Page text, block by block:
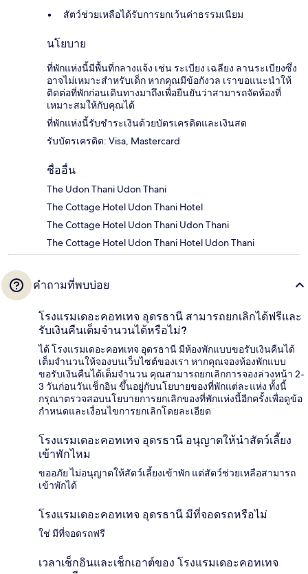
สัตว์ช่วยเหลือได้รับการยกเว้นค่าธรรมเนียม
นโยบาย
ที่พักแห่งนี้มีพื้นที่กลางแจ้ง เช่น ระเบียง เฉลียง ลานระเบียงซึ่ง
อาจไม่เหมาะสำหรับเด็ก หากคุณมีข้อกังวล เราขอแนะนำให้
ติดต่อที่พักก่อนเดินทางมาถึงเพื่อยืนยันว่าสามารถจัดห้องที่
เหมาะสมให้กับคุณได้
ที่พักแห่งนี้รับชำระเงินด้วยบัตรเครดิตและเงินสด
รับบัตรเครดิต: Visa, Mastercard
ชื่ออื่น
The Udon Thani Udon Thani
The Cottage Hotel Udon Thani Hotel
The Cottage Hotel Udon Thani Udon Thani
The Cottage Hotel Udon Thani Hotel Udon Thani
คำถามที่พบบ่อย
โรงแรมเดอะคอทเทจ อุดรธานี สามารถยกเลิกได้ฟรีและ
รับเงินคืนเต็มจำนวนได้หรือไม่?
ได้ โรงแรมเดอะคอทเทจ อุดรธานี มีห้องพักแบบขอรับเงินคืนได้
เต็มจำนวนให้จองบนเว็บไซต์ของเรา หากคุณจองห้องพักแบบ
ขอรับเงินคืนได้เต็มจำนวน คุณสามารถยกเลิกการจองล่วงหน้า 2-
3 วันก่อนวันเช็กอิน ขึ้นอยู่กับนโยบายของที่พักแต่ละแห่ง ทั้งนี้
กรุณาตรวจสอบนโยบายการยกเลิกของที่พักแห่งนี้อีกครั้งเพื่อดูข้อ
กำหนดและเงื่อนไขการยกเลิกโดยละเอียด
โรงแรมเดอะคอทเทจ อุดรธานี อนุญาตให้นำสัตว์เลี้ยง
เข้าพักไหม
ขออภัย ไม่อนุญาตให้สัตว์เลี้ยงเข้าพัก แต่สัตว์ช่วยเหลือสามารถ
เข้าพักได้
โรงแรมเดอะคอทเทจ อุดรธานี มีที่จอดรถหรือไม่
ใช่ มีที่จอดรถฟรี
เวลาเช็กอินและเช็กเอาต์ของ โรงแรมเดอะคอทเทจ